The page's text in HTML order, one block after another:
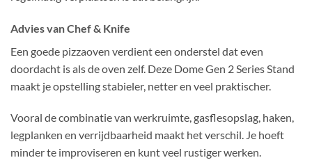
Advies van Chef & Knife
Een goede pizzaoven verdient een onderstel dat even
doordacht is als de oven zelf. Deze Dome Gen 2 Series Stand
maakt je opstelling stabieler, netter en veel praktischer.
Vooral de combinatie van werkruimte, gasflesopslag, haken,
legplanken en verrijdbaarheid maakt het verschil. Je hoeft
minder te improviseren en kunt veel rustiger werken.